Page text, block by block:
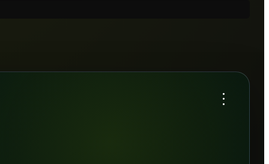
...